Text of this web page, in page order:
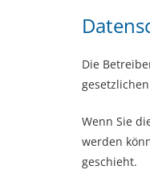
Die
Wenn Sie
werden
geschieht.